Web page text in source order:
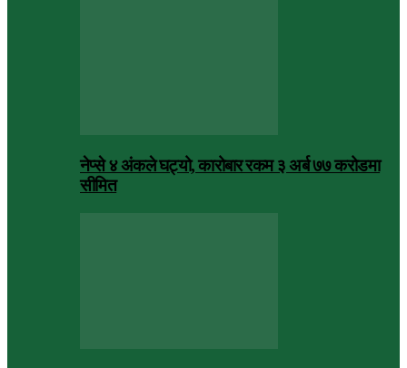
नेप्से ४ अंकले घट्यो, कारोबार रकम ३ अर्ब ७७ करोडमा
सीमित